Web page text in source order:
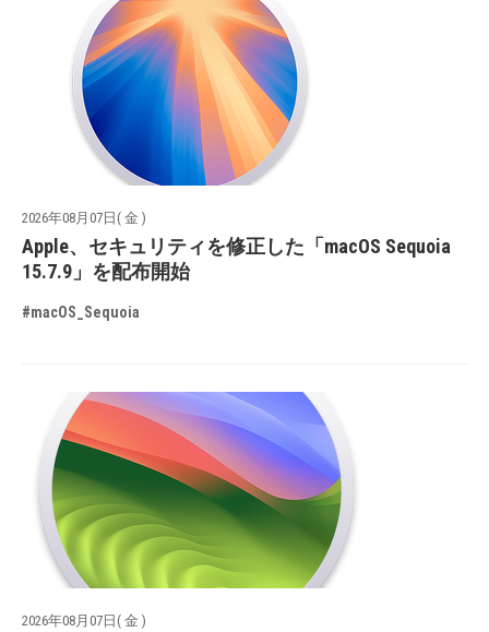
2026年08月07日( 金 )
Apple、セキュリティを修正した「macOS Sequoia
15.7.9」を配布開始
#macOS_Sequoia
2026年08月07日( 金 )